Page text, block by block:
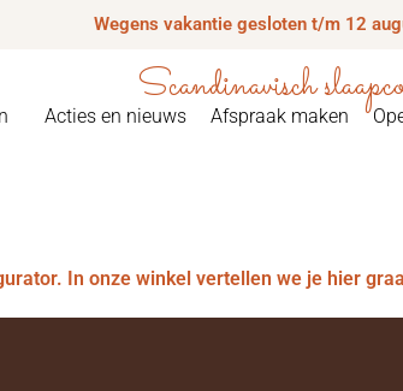
Wegens vakantie gesloten t/m 12
Scandinavisch
Acties en nieuws Afspraak maken
In onze winkel vertellen we je hier